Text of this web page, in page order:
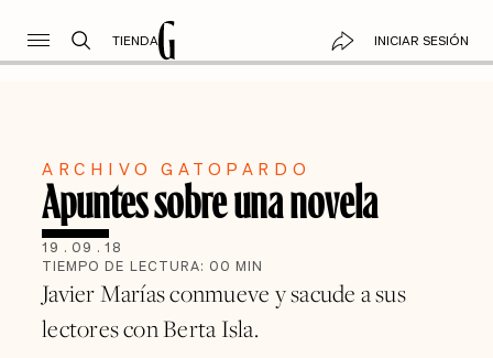
TIENDA INICIAR SESIÓN
ARCHIVO GATOPARDO
Apuntes sobre una novela
19 . 09 . 18
TIEMPO DE LECTURA: 00 MIN
Javier Marías conmueve y sacude a sus
lectores con Berta Isla.